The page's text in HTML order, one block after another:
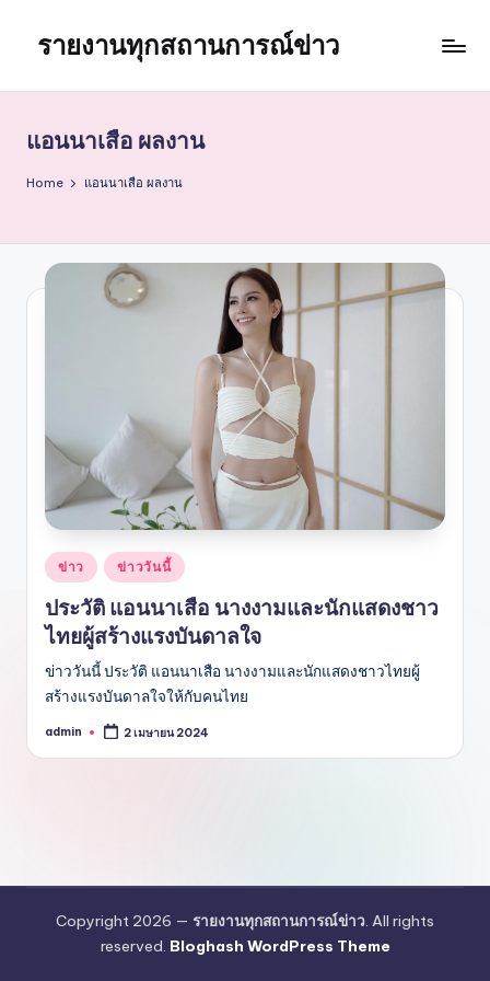
content
รายงานทุกสถานการณ์ข่าว
แอนนาเสือ ผลงาน
Home แอนนาเสือ ผลงาน
Posted
in
ข่าว ข่าววันนี้
ประวัติ แอนนาเสือ นางงามและนักแสดงชาว
ไทยผู้สร้างแรงบันดาลใจ
ข่าววันนี้ ประวัติ แอนนาเสือ นางงามและนักแสดงชาวไทยผู้
สร้างแรงบันดาลใจให้กับคนไทย
Posted
admin 2 เมษายน 2024
Copyright 2026 — รายงานทุกสถานการณ์ข่าว. All rights
reserved. Bloghash WordPress Theme